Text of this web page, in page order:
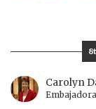
Carolyn